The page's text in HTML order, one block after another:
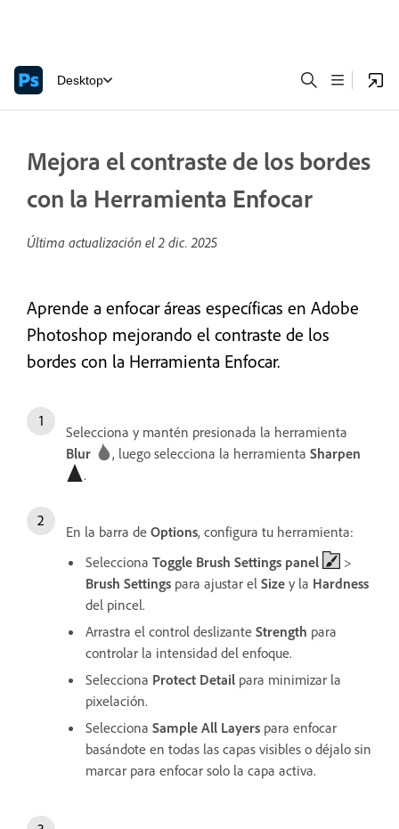
Desktop
Mejora el contraste de los bordes
con la Herramienta Enfocar
Última actualización el2 dic. 2025
Aprende a enfocar áreas específicas en Adobe
Photoshop mejorando el contraste de los
bordes con la Herramienta Enfocar.
Selecciona y mantén presionada la herramienta
Blur
, luego selecciona la herramienta Sharpen
.
En la barra de Options, configura tu herramienta:
Selecciona Toggle Brush Settings panel
>
Brush Settings para ajustar el Size y la Hardness
del pincel.
Arrastra el control deslizante Strength para
controlar la intensidad del enfoque.
Selecciona Protect Detail para minimizar la
pixelación.
Selecciona Sample All Layers para enfocar
basándote en todas las capas visibles o déjalo sin
marcar para enfocar solo la capa activa.